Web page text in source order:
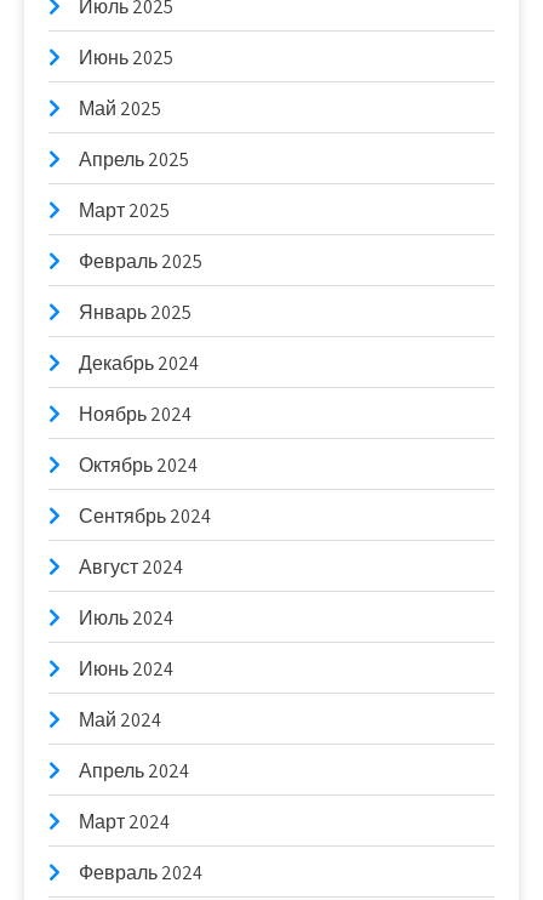
Июль 2025
Июнь 2025
Май 2025
Апрель 2025
Март 2025
Февраль 2025
Январь 2025
Декабрь 2024
Ноябрь 2024
Октябрь 2024
Сентябрь 2024
Август 2024
Июль 2024
Июнь 2024
Май 2024
Апрель 2024
Март 2024
Февраль 2024